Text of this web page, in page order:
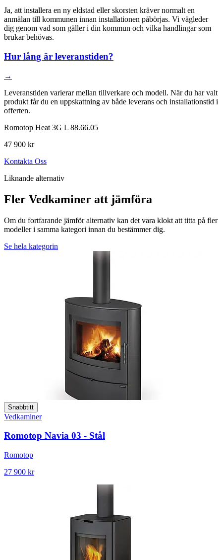
Ja, att installera en ny eldstad eller skorsten kräver normalt en
anmälan till kommunen innan installationen påbörjas. Vi vägleder
dig genom vad som gäller i din kommun och vilka handlingar som
brukar behövas.
Hur lång är leveranstiden?
→
Leveranstiden varierar mellan tillverkare och modell. När du har valt
produkt får du en uppskattning av både leverans och installationstid i
offerten.
Romotop Heat 3G L 88.66.05
47 900 kr
Kontakta Oss
Liknande alternativ
Fler Vedkaminer att jämföra
Om du fortfarande jämför alternativ kan det vara klokt att titta på fler
modeller i samma kategori innan du bestämmer dig.
Se hela kategorin
Snabbtitt
Vedkaminer
Romotop Navia 03 - Stål
Romotop
27 900 kr